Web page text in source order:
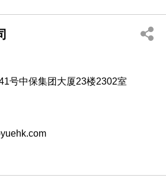
号中保集团大厦23楼2302室